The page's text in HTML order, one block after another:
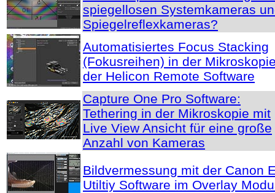
spiegellosen Systemkameras
Spiegelreflexkameras?
Automatisiertes Focus Stacking
(Fokusreihen) in der
der Helicon Remote Software
Capture One Pro Software:
Tethering in der Mikroskopie mit
Live View Ansicht für eine große
Anzahl von Kameras
Bildvermessung mit der Canon
Utiltiy Software im Overlay